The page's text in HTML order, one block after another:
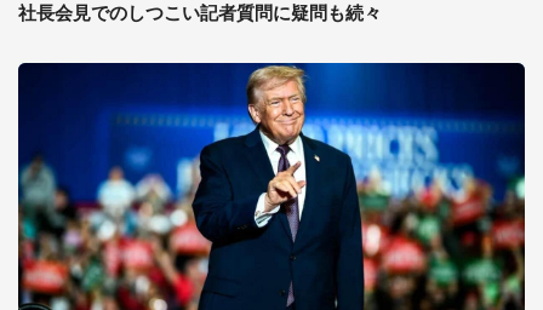
社長会見でのしつこい記者質問に疑問も続々